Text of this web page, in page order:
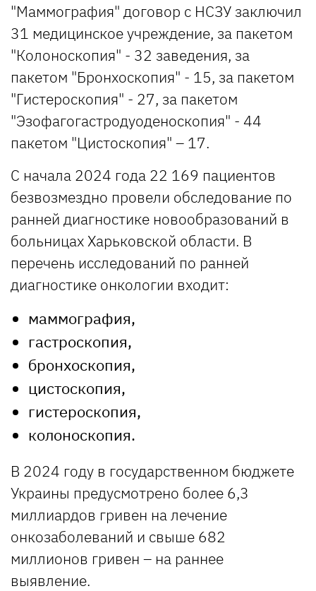
"Маммография" договор с НСЗУ заключил
31 медицинское учреждение, за пакетом
"Колоноскопия" - 32 заведения, за
пакетом "Бронхоскопия" - 15, за пакетом
"Гистероскопия" - 27, за пакетом
"Эзофагогастродуоденоскопия" - 44
пакетом "Цистоскопия" – 17.
С начала 2024 года 22 169 пациентов
безвозмездно провели обследование по
ранней диагностике новообразований в
больницах Харьковской области. В
перечень исследований по ранней
диагностике онкологии входит:
маммография,
гастроскопия,
бронхоскопия,
цистоскопия,
гистероскопия,
колоноскопия.
В 2024 году в государственном бюджете
Украины предусмотрено более 6,3
миллиардов гривен на лечение
онкозаболеваний и свыше 682
миллионов гривен – на раннее
выявление.